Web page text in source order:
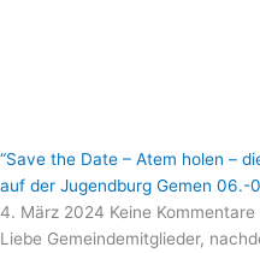
“Save the Date – Atem holen –
auf der Jugendburg Gemen 06.-
4. März 2024 Keine Kommentare
Liebe Gemeindemitglieder,